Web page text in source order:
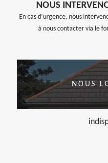
NOUS
En cas d’urgence, nous
à nous contacter via le
NOUS